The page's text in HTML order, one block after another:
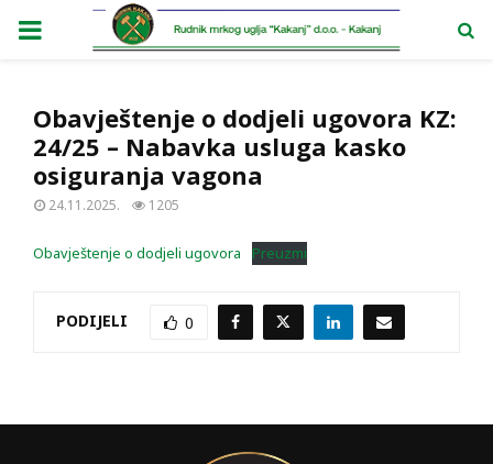
PRIMARY
Obavještenje o dodjeli ugovora KZ:
24/25 – Nabavka usluga kasko
osiguranja vagona
24.11.2025. 1205
Obavještenje o dodjeli ugovora Preuzmi
PODIJELI 0